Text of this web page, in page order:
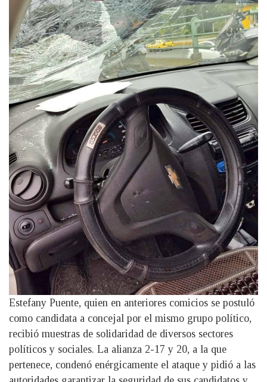
Estefany Puente, quien en anteriores comicios se postuló
como candidata a concejal por el mismo grupo político,
recibió muestras de solidaridad de diversos sectores
políticos y sociales. La alianza 2-17 y 20, a la que
pertenece, condenó enérgicamente el ataque y pidió a las